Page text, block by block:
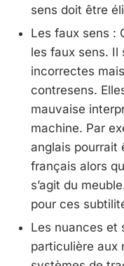
sens doit être
Les faux sens :
les faux sens. Il
incorrectes
contresens.
mauvaise
machine. Par
anglais pourrait
français alors
s’agit du
pour ces
Les nuances et
particulière aux